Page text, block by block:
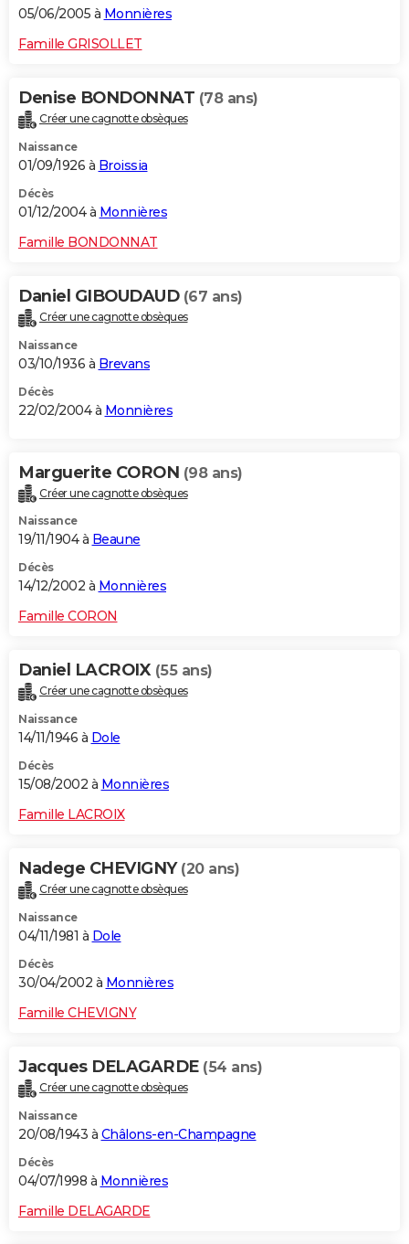
05/06/2005 à Monnières
Famille GRISOLLET
Denise BONDONNAT (78 ans)
Créer une cagnotte obsèques
Naissance
01/09/1926 à Broissia
Décès
01/12/2004 à Monnières
Famille BONDONNAT
Daniel GIBOUDAUD (67 ans)
Créer une cagnotte obsèques
Naissance
03/10/1936 à Brevans
Décès
22/02/2004 à Monnières
Marguerite CORON (98 ans)
Créer une cagnotte obsèques
Naissance
19/11/1904 à Beaune
Décès
14/12/2002 à Monnières
Famille CORON
Daniel LACROIX (55 ans)
Créer une cagnotte obsèques
Naissance
14/11/1946 à Dole
Décès
15/08/2002 à Monnières
Famille LACROIX
Nadege CHEVIGNY (20 ans)
Créer une cagnotte obsèques
Naissance
04/11/1981 à Dole
Décès
30/04/2002 à Monnières
Famille CHEVIGNY
Jacques DELAGARDE (54 ans)
Créer une cagnotte obsèques
Naissance
20/08/1943 à Châlons-en-Champagne
Décès
04/07/1998 à Monnières
Famille DELAGARDE